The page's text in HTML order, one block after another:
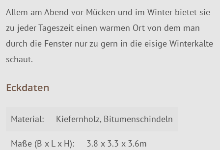
Allem am Abend vor Mücken und im Winter bietet sie
zu jeder Tageszeit einen warmen Ort von dem man
durch die Fenster nur zu gern in die eisige Winterkälte
schaut.
Eckdaten
Material: Kiefernholz, Bitumenschindeln
Maße (B x L x H): 3.8 x 3.3 x 3.6m